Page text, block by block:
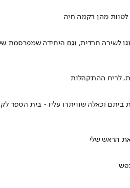
לטוות מהן רקמה חיה
לשירה חרדית, וגם היחידה שמפרסמת
לריח ההתקהלות
את הראש שלי